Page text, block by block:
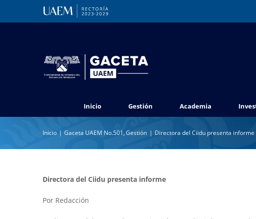
Inicio Gestión Academia
Inicio Gaceta UAEM No.501 Gestión Directora del Ciidu presenta informe
Directora del Ciidu presenta informe
Por Redacción